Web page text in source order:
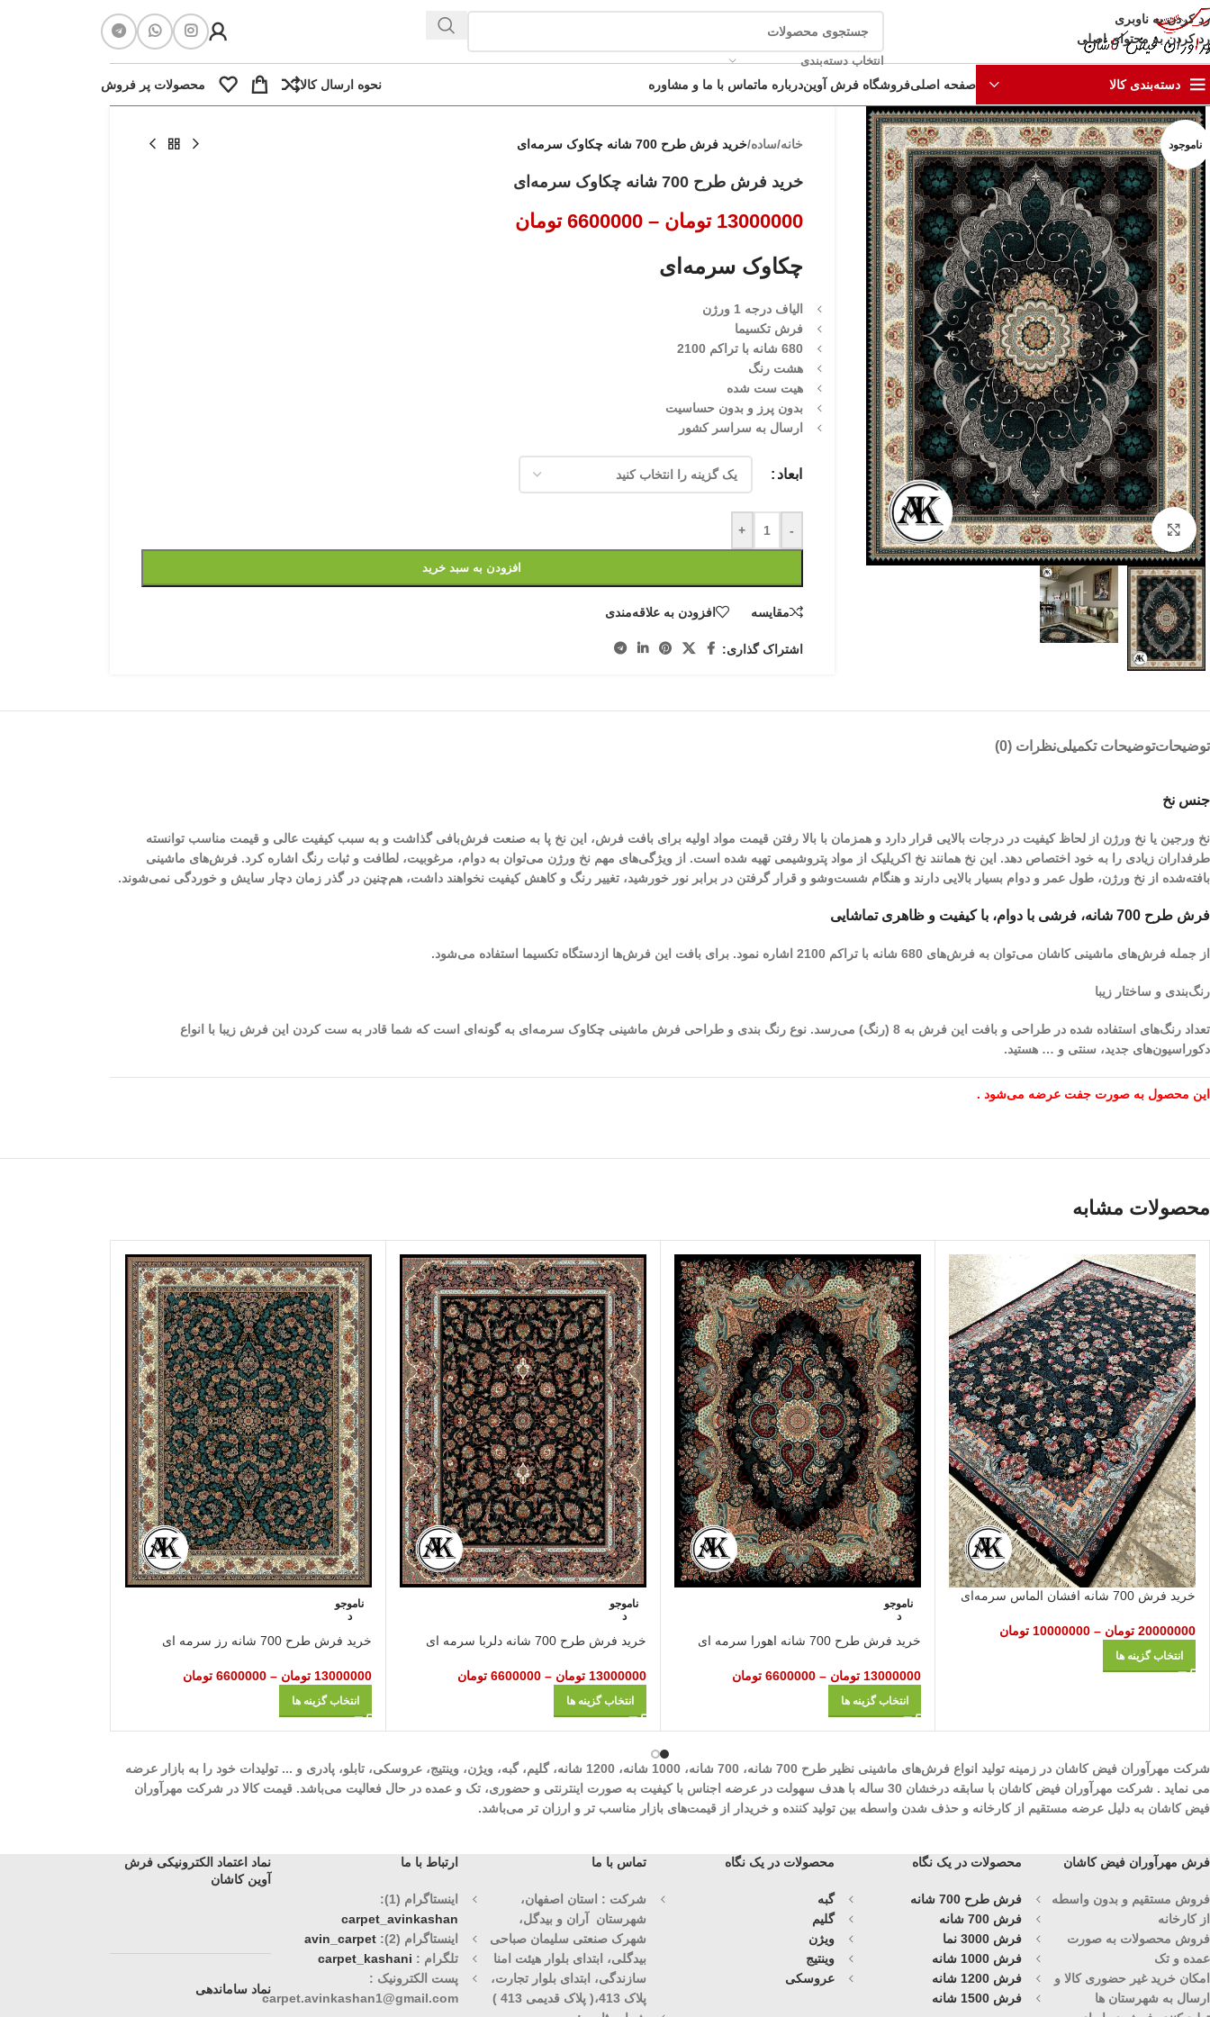
رد کردن به ناوبری
رد کردن به محتوای اصلی
انتخاب دسته‌بندی
دسته‌بندی کالا صفحه اصلیفروشگاه فرش آویندرباره ماتماس با ما و مشاوره نحوه ارسال کالا محصولات پر فروش
ناموجود
بزرگنمایی تصویر
خانه/ساده/خرید فرش طرح 700 شانه چکاوک سرمه‌ای
خرید فرش طرح 700 شانه چکاوک سرمه‌ای
13000000 تومان –
6600000 تومان
چکاوک سرمه‌ای
الیاف درجه 1 ورژن
فرش تکسیما
680 شانه با تراکم 2100
هشت رنگ
هیت ست شده
بدون پرز و بدون حساسیت
ارسال به سراسر کشور
ابعاد
-
+
افزودن به سبد خرید
مقایسه افزودن به علاقه‌مندی
اشتراک گذاری:
توضیحاتتوضیحات تکمیلینظرات (0)
جنس نخ
نخ ورجین یا نخ ورژن از لحاظ کیفیت در درجات بالایی قرار دارد و همزمان با بالا رفتن قیمت مواد اولیه برای بافت فرش، این نخ پا به صنعت فرش‌بافی گذاشت و به سبب کیفیت عالی و قیمت مناسب توانسته
طرفداران زیادی را به خود اختصاص دهد. این نخ همانند نخ اکریلیک از مواد پتروشیمی تهیه شده است. از ویژگی‌های مهم نخ ورژن می‌توان به دوام، مرغوبیت، لطافت و ثبات رنگ اشاره کرد. فرش‌های ماشینی
بافته‌شده از نخ ورژن، طول عمر و دوام بسیار بالایی دارند و هنگام شست‌و‌شو و قرار گرفتن در برابر نور خورشید، تغییر رنگ و کاهش کیفیت نخواهند داشت، هم‌چنین در گذر زمان دچار سایش و خوردگی نمی‌شوند.
فرش طرح 700 شانه، فرشی با دوام، با کیفیت و ظاهری تماشایی
از جمله فرش‌های ماشینی کاشان می‌توان به فرش‌های 680 شانه با تراکم 2100 اشاره نمود. برای بافت این فرش‌ها ازدستگاه تکسیما استفاده می‌شود.
رنگ‌بندی و ساختار زیبا
تعداد رنگ‌های استفاده شده در طراحی و بافت این فرش به 8 (رنگ) می‌رسد. نوع رنگ بندی و طراحی فرش ماشینی چکاوک سرمه‌ای به گونه‌ای است که شما قادر به ست کردن این فرش زیبا با انواع
دکوراسیون‌های جدید، سنتی و … هستید.
این محصول به صورت جفت عرضه می‌شود .
محصولات مشابه
خرید فرش 700 شانه افشان الماس سرمه‌ای
20000000 تومان –
10000000 تومان
انتخاب گزینه ها
ناموجو
د
خرید فرش طرح 700 شانه اهورا سرمه‌ ای
13000000 تومان –
6600000 تومان
انتخاب گزینه ها
ناموجو
د
خرید فرش طرح 700 شانه دلربا سرمه‌ ای
13000000 تومان –
6600000 تومان
انتخاب گزینه ها
ناموجو
د
خرید فرش طرح 700 شانه رز سرمه‌ ای
13000000 تومان –
6600000 تومان
انتخاب گزینه ها
شرکت مهرآوران فیض کاشان در زمینه تولید انواع فرش‌های ماشینی نظیر طرح 700 شانه، 700 شانه، 1000 شانه، 1200 شانه، گلیم، گبه، ویژن، وینتیج، عروسکی، تابلو، پادری و ... تولیدات خود را به بازار عرضه
می نماید . شرکت مهرآوران فیض کاشان با سابقه درخشان 30 ساله با هدف سهولت در عرضه اجناس با کیفیت به صورت اینترنتی و حضوری، تک و عمده در حال فعالیت می‌باشد. قیمت کالا در شرکت مهرآوران
فیض کاشان به دلیل عرضه مستقیم از کارخانه و حذف شدن واسطه بین تولید کننده و خریدار از قیمت‌های بازار مناسب تر و ارزان تر می‌باشد.
فرش مهرآوران فیض کاشان
فروش مستقیم و بدون واسطه
از کارخانه
فروش محصولات به صورت
عمده و تک
امکان خرید غیر حضوری کالا و
ارسال به شهرستان ها
محصولات در یک نگاه
فرش طرح 700 شانه
فرش 700 شانه
فرش 3000 نما
فرش 1000 شانه
فرش 1200 شانه
فرش 1500 شانه
محصولات در یک نگاه
گبه
گلیم
ویژن
وینتیج
عروسکی
تماس با ما
شرکت : استان اصفهان،
شهرستان آران و بیدگل،
شهرک صنعتی سلیمان صباحی
بیدگلی، ابتدای بلوار هیئت امنا
سازندگی، ابتدای بلوار تجارت،
پلاک 413،( پلاک قدیمی 413 )
ارتباط با ما
اینستاگرام (1):
carpet_avinkashan
اینستاگرام (2):
avin_carpet
تلگرام : carpet_kashani
پست الکترونیک :
carpet.avinkashan1@gmail.com
نماد اعتماد الکترونیکی فرش
آوین کاشان
نماد ساماندهی